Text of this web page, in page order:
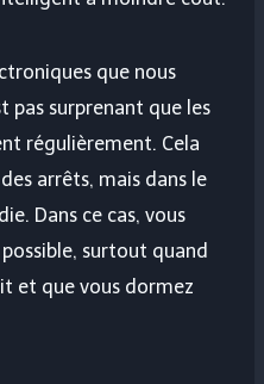
que nous
pas surprenant que les
régulièrement. Cela
arrêts, mais dans le
Dans ce cas, vous
surtout quand
et que vous dormez